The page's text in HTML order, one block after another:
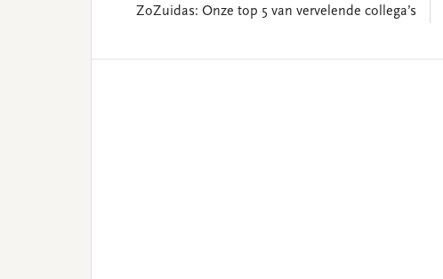
ZoZuidas: Onze top 5 van vervelende collega’s